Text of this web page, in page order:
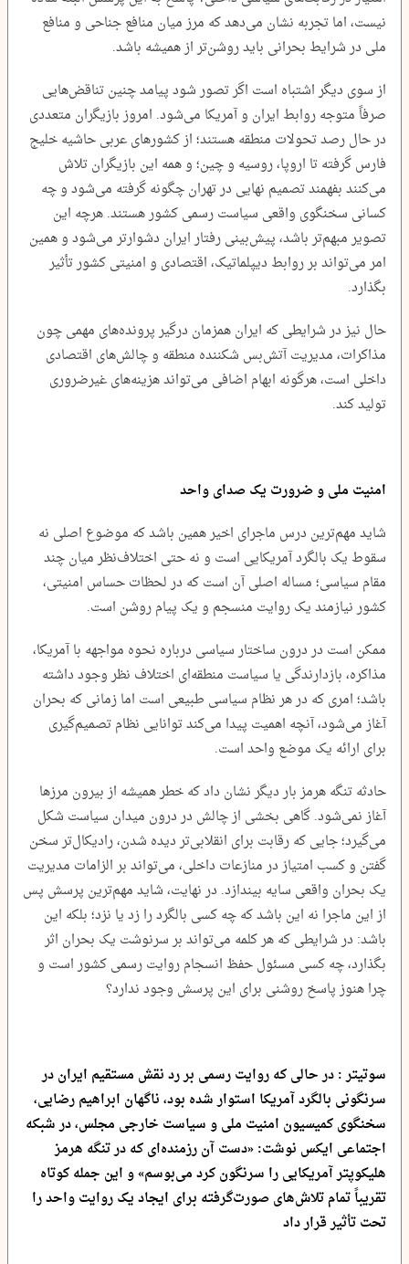
نیست، اما تجربه نشان می‌دهد که مرز میان منافع جناحی و منافع
ملی در شرایط بحرانی باید روشن‌تر از همیشه باشد.
از سوی دیگر اشتباه است اگر تصور شود پیامد چنین تناقض‌هایی
صرفاً متوجه روابط ایران و آمریکا می‌شود. امروز بازیگران متعددی
در حال رصد تحولات منطقه هستند؛ از کشورهای عربی حاشیه خلیج
فارس گرفته تا اروپا، روسیه و چین؛ و همه این بازیگران تلاش
می‌کنند بفهمند تصمیم نهایی در تهران چگونه گرفته می‌شود و چه
کسانی سخنگوی واقعی سیاست رسمی کشور هستند. هرچه این
تصویر مبهم‌تر باشد، پیش‌بینی رفتار ایران دشوارتر می‌شود و همین
امر می‌تواند بر روابط دیپلماتیک، اقتصادی و امنیتی کشور تأثیر
بگذارد.
حال نیز در شرایطی که ایران همزمان درگیر پرونده‌های مهمی چون
مذاکرات، مدیریت آتش‌بس شکننده منطقه و چالش‌های اقتصادی
داخلی است، هرگونه ابهام اضافی می‌تواند هزینه‌های غیرضروری
تولید کند.
امنیت ملی و ضرورت یک صدای واحد
شاید مهم‌ترین درس ماجرای اخیر همین باشد که موضوع اصلی نه
سقوط یک بالگرد آمریکایی است و نه حتی اختلاف‌نظر میان چند
مقام سیاسی؛ مساله اصلی آن است که در لحظات حساس امنیتی،
کشور نیازمند یک روایت منسجم و یک پیام روشن است.
ممکن است در درون ساختار سیاسی درباره نحوه مواجهه با آمریکا،
مذاکره، بازدارندگی یا سیاست منطقه‌ای اختلاف نظر وجود داشته
باشد؛ امری که در هر نظام سیاسی طبیعی است اما زمانی که بحران
آغاز می‌شود، آنچه اهمیت پیدا می‌کند توانایی نظام تصمیم‌گیری
برای ارائه یک موضع واحد است.
حادثه تنگه هرمز بار دیگر نشان داد که خطر همیشه از بیرون مرزها
آغاز نمی‌شود. گاهی بخشی از چالش در درون میدان سیاست شکل
می‌گیرد؛ جایی که رقابت برای انقلابی‌تر دیده شدن، رادیکال‌تر سخن
گفتن و کسب امتیاز در منازعات داخلی، می‌تواند بر الزامات مدیریت
یک بحران واقعی سایه بیندازد. در نهایت، شاید مهم‌ترین پرسش پس
از این ماجرا نه این باشد که چه کسی بالگرد را زد یا نزد؛ بلکه این
باشد: در شرایطی که هر کلمه می‌تواند بر سرنوشت یک بحران اثر
بگذارد، چه کسی مسئول حفظ انسجام روایت رسمی کشور است و
چرا هنوز پاسخ روشنی برای این پرسش وجود ندارد؟
سوتیتر : در حالی که روایت رسمی بر رد نقش مستقیم ایران در
سرنگونی بالگرد آمریکا استوار شده بود، ناگهان ابراهیم رضایی،
سخنگوی کمیسیون امنیت ملی و سیاست خارجی مجلس، در شبکه
اجتماعی ایکس نوشت: «دست آن رزمنده‌ای که در تنگه هرمز
هلیکوپتر آمریکایی را سرنگون کرد می‌بوسم» و این جمله کوتاه
تقریباً تمام تلاش‌های صورت‌گرفته برای ایجاد یک روایت واحد را
تحت تأثیر قرار داد